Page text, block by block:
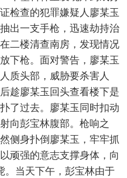
检查的犯罪嫌疑人廖某玉
出一支手枪，迅速劫持治
二楼清查南房，发现情况
下枪。面对警告，廖某玉
质头部，威胁要杀害人
趁廖某玉回头查看楼下是
了过去。廖某玉同时扣动
向彭宝林腹部。枪响之
侧身扑倒廖某玉，牢牢抓
顽强的意志支撑身体，向
。当天下午，彭宝林由于